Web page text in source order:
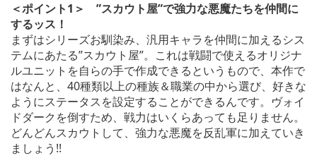
＜ポイント1＞ ”スカウト屋”で強力な悪魔たちを仲間に
するッス！
まずはシリーズお馴染み、汎用キャラを仲間に加えるシス
テムにあたる”スカウト屋”。これは戦闘で使えるオリジナ
ルユニットを自らの手で作成できるというもので、本作で
はなんと、40種類以上の種族＆職業の中から選び、好きな
ようにステータスを設定することができるんです。ヴォイ
ドダークを倒すため、戦力はいくらあっても足りません。
どんどんスカウトして、強力な悪魔を反乱軍に加えていき
ましょう!!